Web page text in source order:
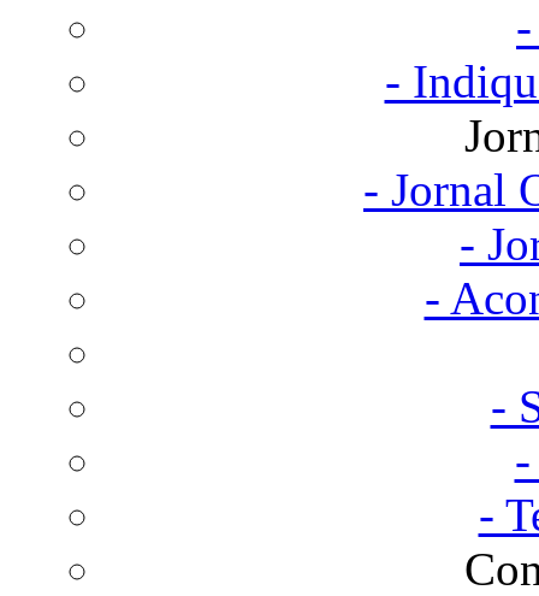
-
- Jornal
-
-
-
-